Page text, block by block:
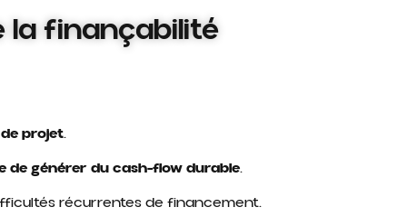
la finançabilité
projet.
de générer du cash-flow durable.
récurrentes de financement.